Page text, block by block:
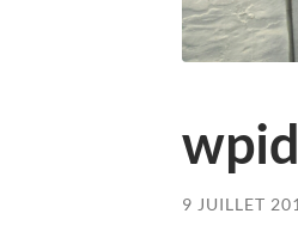
9 JUILLET